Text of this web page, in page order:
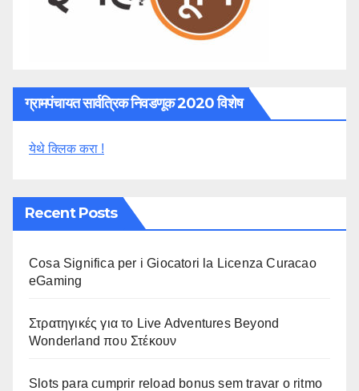
ग्रामपंचायत सार्वत्रिक निवडणूक 2020 विशेष
येथे क्लिक करा !
Recent Posts
Cosa Significa per i Giocatori la Licenza Curacao
eGaming
Στρατηγικές για το Live Adventures Beyond
Wonderland που Στέκουν
Slots para cumprir reload bonus sem travar o ritmo